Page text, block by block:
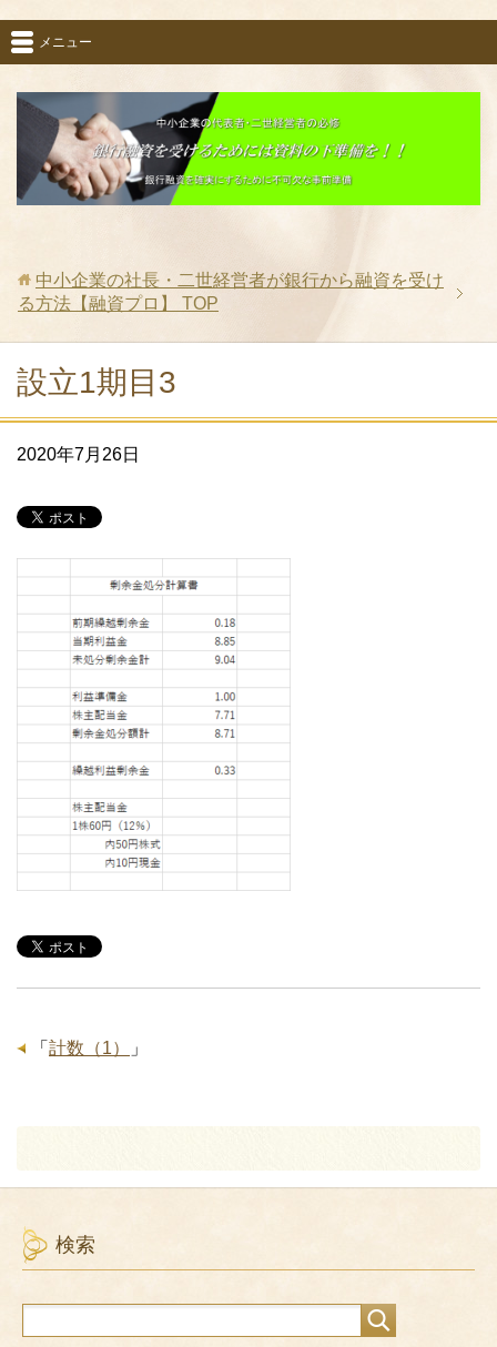
メニュー
中小企業の社長・二世経営者が銀行から融資を受け
る方法【融資プロ】
TOP
設立1期目3
2020年7月26日
「 計数（1） 」
検索